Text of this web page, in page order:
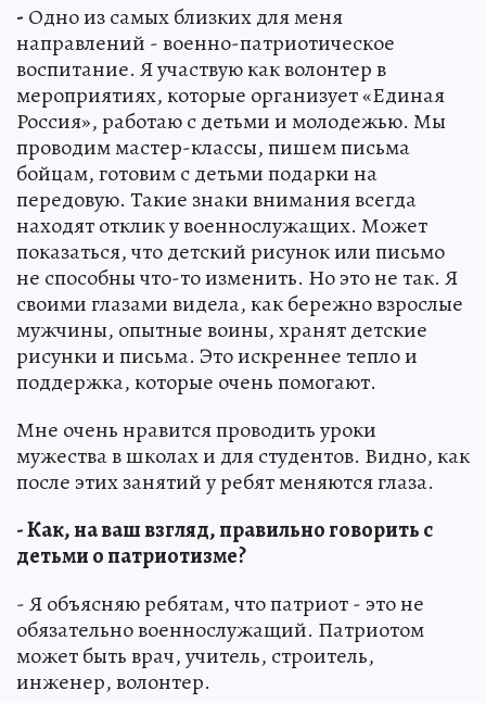
- Одно из самых близких для меня
направлений - военно-патриотическое
воспитание. Я участвую как волонтер в
мероприятиях, которые организует «Единая
Россия», работаю с детьми и молодежью. Мы
проводим мастер-классы, пишем письма
бойцам, готовим с детьми подарки на
передовую. Такие знаки внимания всегда
находят отклик у военнослужащих. Может
показаться, что детский рисунок или письмо
не способны что-то изменить. Но это не так. Я
своими глазами видела, как бережно взрослые
мужчины, опытные воины, хранят детские
рисунки и письма. Это искреннее тепло и
поддержка, которые очень помогают.
Мне очень нравится проводить уроки
мужества в школах и для студентов. Видно, как
после этих занятий у ребят меняются глаза.
- Как, на ваш взгляд, правильно говорить с
детьми о патриотизме?
- Я объясняю ребятам, что патриот - это не
обязательно военнослужащий. Патриотом
может быть врач, учитель, строитель,
инженер, волонтер.